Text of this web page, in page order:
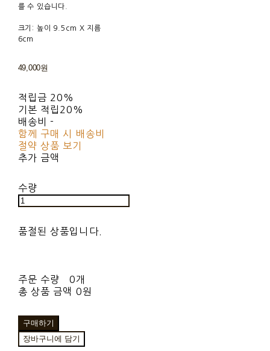
를 수 있습니다.
크기: 높이 9.5cm X 지름
6cm
49,000원
적립금 20%
기본 적립 20%
배송비-
함께 구매 시 배송비
절약 상품 보기
추가 금액
수량
품절된 상품입니다.
주문 수량
0개
총 상품 금액 0원
구매하기
장바구니에 담기